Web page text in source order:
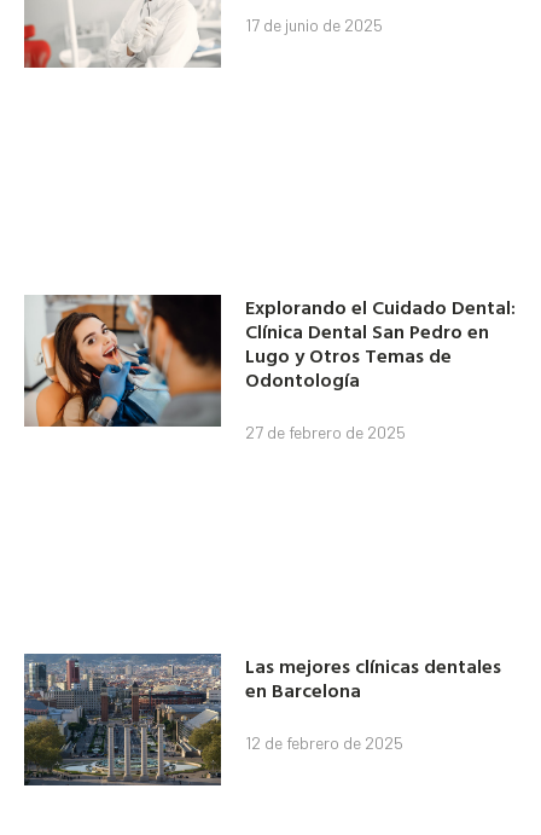
17 de junio de 2025
Explorando el Cuidado Dental:
Clínica Dental San Pedro en
Lugo y Otros Temas de
Odontología
27 de febrero de 2025
Las mejores clínicas dentales
en Barcelona
12 de febrero de 2025